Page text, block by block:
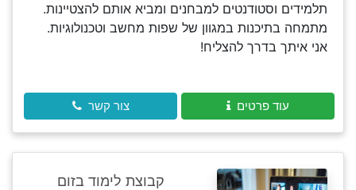
תלמידים וסטודנטים למבחנים ומביא אותם להצטיינות.
מתמחה בתיכנות במגוון של שפות מחשב וטכנולוגיות.
אני איתך בדרך להצליח!
עוד פרטים צור קשר
קבוצת לימוד בזום